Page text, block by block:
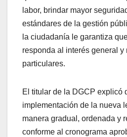
labor, brindar mayor
estándares de la gestión
la ciudadanía le garantiza
responda al interés general y
particulares.
El titular de la DGCP explicó
implementación de la nueva
manera gradual, ordenada y
conforme al cronograma